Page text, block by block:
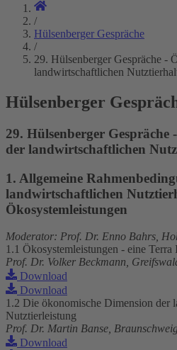
/
Hülsenberger Gespräche
/
29. Hülsenberger Gespräche -
landwirtschaftlichen
Hülsenberger
29. Hülsenberger Gespräche
der landwirtschaftlichen
1. Allgemeine
landwirtschaftlichen
Ökosystemleistungen
Moderator: Prof. Dr. Enno Bahrs,
1.1 Ökosystemleistungen - eine Terra
Prof. Dr. Volker Beckmann,
Download
Download
1.2 Die ökonomische Dimension der
Nutztierleistung
Prof. Dr. Martin Banse,
Download